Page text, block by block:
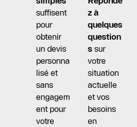
suffisent
pour
obtenir
un devis
personna
lisé et
sans
engagem
ent pour
votre
z à
quelques
question
ssur
votre
situation
actuelle
et vos
besoins
en